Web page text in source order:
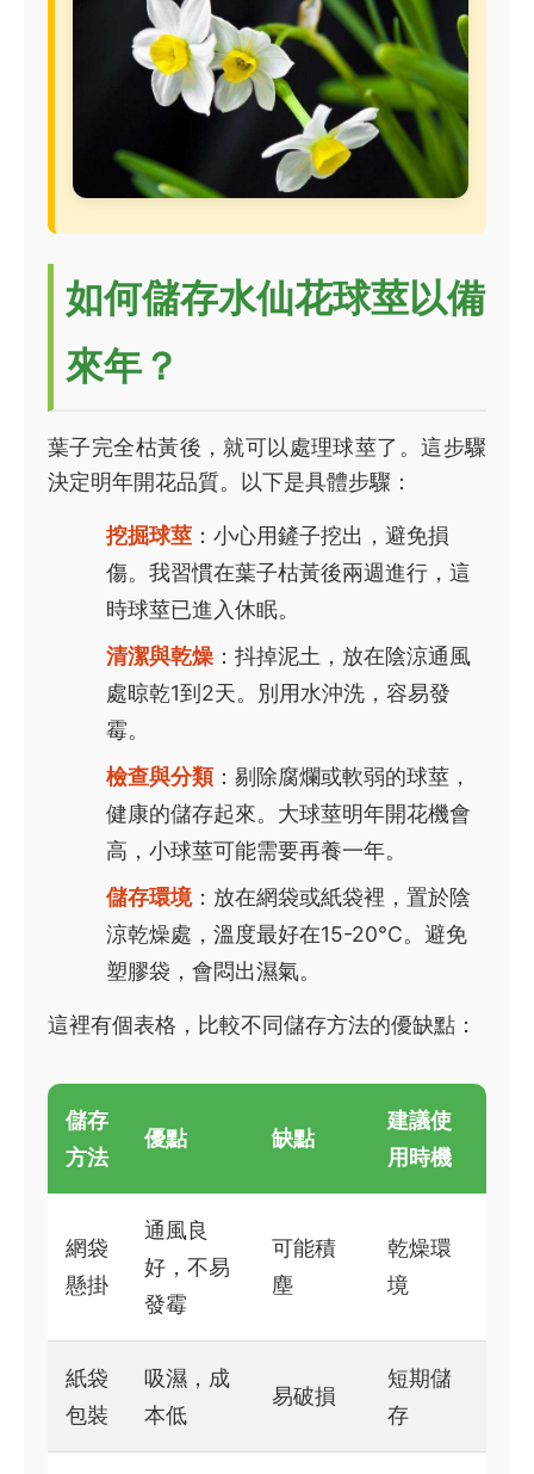
如何儲存水仙花球莖以備
來年？
葉子完全枯黃後，就可以處理球莖了。這步驟
決定明年開花品質。以下是具體步驟：
挖掘球莖：小心用鏟子挖出，避免損
傷。我習慣在葉子枯黃後兩週進行，這
時球莖已進入休眠。
清潔與乾燥：抖掉泥土，放在陰涼通風
處晾乾1到2天。別用水沖洗，容易發
霉。
檢查與分類：剔除腐爛或軟弱的球莖，
健康的儲存起來。大球莖明年開花機會
高，小球莖可能需要再養一年。
儲存環境：放在網袋或紙袋裡，置於陰
涼乾燥處，溫度最好在15-20°C。避免
塑膠袋，會悶出濕氣。
這裡有個表格，比較不同儲存方法的優缺點：
儲存
方法
優點 缺點
建議使
用時機
網袋
懸掛
通風良
好，不易
發霉
可能積
塵
乾燥環
境
紙袋
包裝
吸濕，成
本低
易破損
短期儲
存